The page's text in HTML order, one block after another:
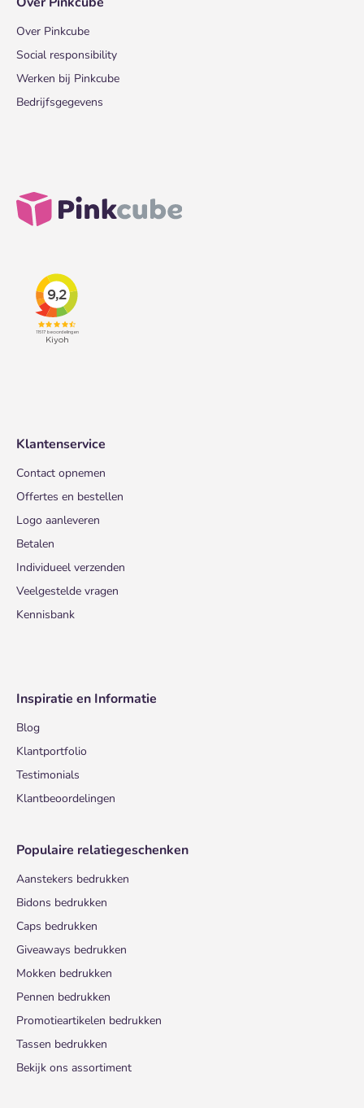
Over Pinkcube
Social responsibility
Werken bij Pinkcube
Bedrijfsgegevens
Klantenservice
Contact opnemen
Offertes en bestellen
Logo aanleveren
Betalen
Individueel verzenden
Veelgestelde vragen
Kennisbank
Inspiratie en Informatie
Blog
Klantportfolio
Testimonials
Klantbeoordelingen
Populaire relatiegeschenken
Aanstekers bedrukken
Bidons bedrukken
Caps bedrukken
Giveaways bedrukken
Mokken bedrukken
Pennen bedrukken
Promotieartikelen bedrukken
Tassen bedrukken
Bekijk ons assortiment